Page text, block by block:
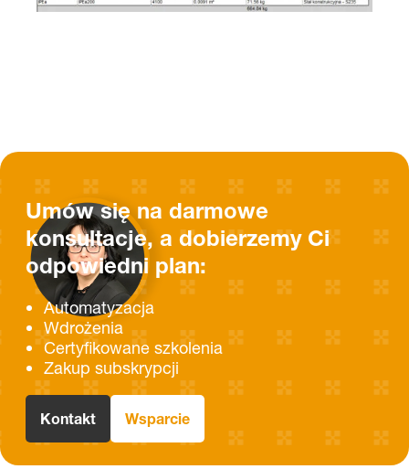
Umów się na darmowe
konsultacje, a dobierzemy Ci
odpowiedni plan:
Automatyzacja
Wdrożenia
Certyfikowane szkolenia
Zakup subskrypcji
Kontakt Wsparcie